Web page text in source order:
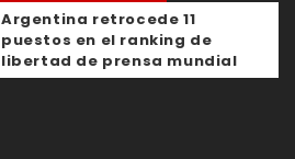
Argentina retrocede 11
puestos en el ranking de
libertad de prensa mundial